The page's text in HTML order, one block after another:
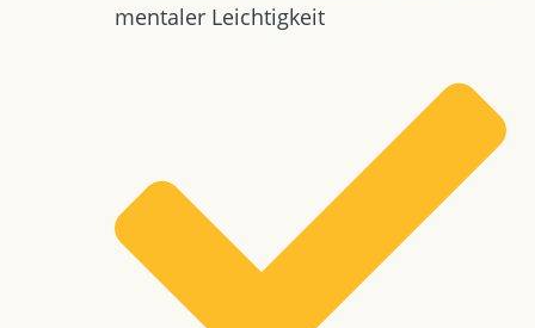
mentaler Leichtigkeit